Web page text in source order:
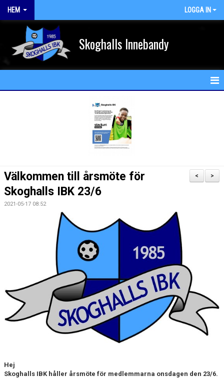
HEM LOGGA IN
Skoghalls Innebandy
MATCHER
KONTAKTUPPGIFTER VÅRA LAG
>
<
Välkommen till årsmöte för
Skoghalls IBK 23/6
2021-05-17 08:52
Hej
Skoghalls IBK håller årsmöte för medlemmarna onsdagen den 23/6.